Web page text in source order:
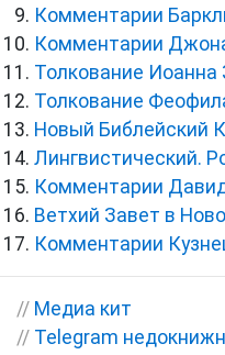
Комментарии
Комментарии
Толкование Иоанна
Толкование
Новый Библейский
Лингвистический.
Комментарии
Ветхий Завет в
Комментарии
// Медиа кит
// Telegram